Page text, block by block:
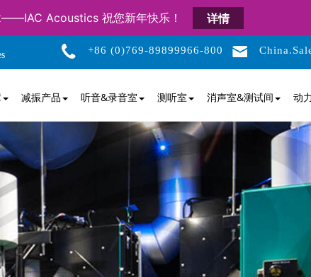
——IAC Acoustics 祝您新年快乐！ 详情
+86 (0)769-89899966-800
减振产品 听音&录音室 测听室 消声室&测试间 动